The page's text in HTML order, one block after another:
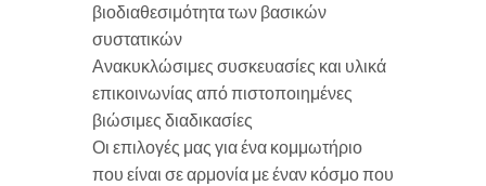
βιοδιαθεσιμότητα των βασικών
συστατικών
Ανακυκλώσιμες συσκευασίες και υλικά
επικοινωνίας από πιστοποιημένες
βιώσιμες διαδικασίες
Οι επιλογές μας για ένα κομμωτήριο
που είναι σε αρμονία με έναν κόσμο που